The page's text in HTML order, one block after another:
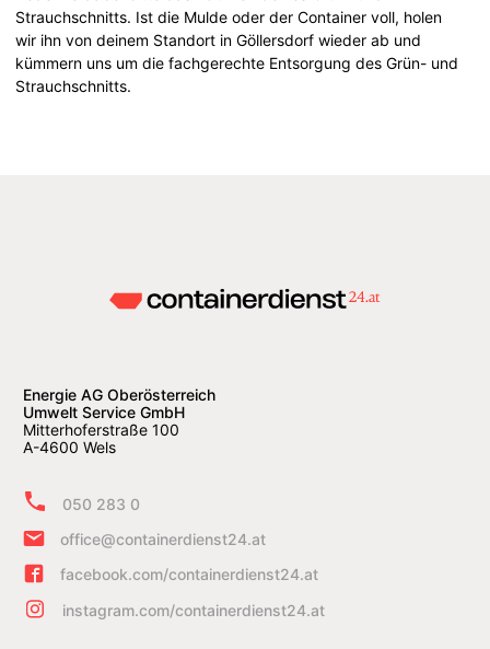
Strauchschnitts. Ist die Mulde oder der Container voll, holen
wir ihn von deinem Standort in Göllersdorf wieder ab und
kümmern uns um die fachgerechte Entsorgung des Grün- und
Strauchschnitts.
Energie AG Oberösterreich
Umwelt Service GmbH
Mitterhoferstraße 100
A-4600 Wels
050 283 0
office@containerdienst24.at
facebook.com/containerdienst24.at
instagram.com/containerdienst24.at